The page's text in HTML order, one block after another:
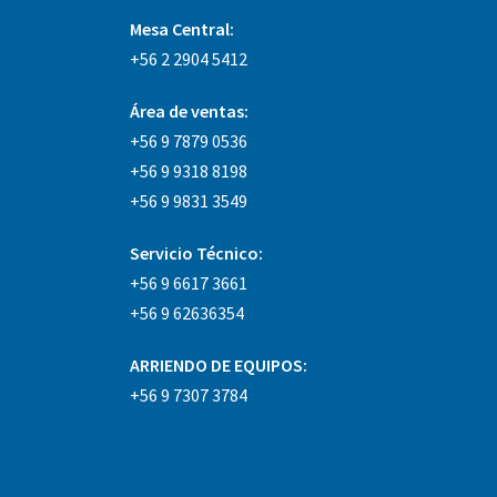
Mesa Central:
+56 2 2904 5412
Área de ventas:
+56 9 7879 0536
+56 9 9318 8198
+56 9 9831 3549
Servicio Técnico:
+56 9 6617 3661
+56 9 62636354
ARRIENDO DE EQUIPOS:
+56 9 7307 3784